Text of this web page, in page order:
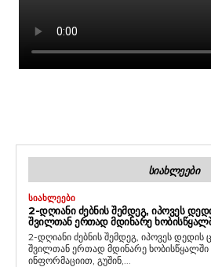
ᲡᲘᲐᲮᲚᲔᲔᲑᲘ
ᲡᲘᲐᲮᲚᲔᲔᲑᲘ
2-ᲓᲦᲘᲐᲜᲘ ᲫᲔᲑᲜᲘᲡ ᲨᲔᲛᲓᲔᲒ, ᲘᲞᲝᲕᲔᲡ
ᲨᲕᲘᲚᲗᲐᲜ ᲔᲠᲗᲐᲓ ᲛᲓᲘᲜᲐᲠᲔ
2-დღიანი ძებნის შემდეგ, იპოვეს
შვილთან ერთად მდინარე
ინფორმაციით, გუშინ,...